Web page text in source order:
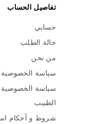
تفاصيل الحساب
حسابي
حالة الطلب
من نحن
سياسة الخصوصية
سياسة
الطبيب
شروط و أحكام